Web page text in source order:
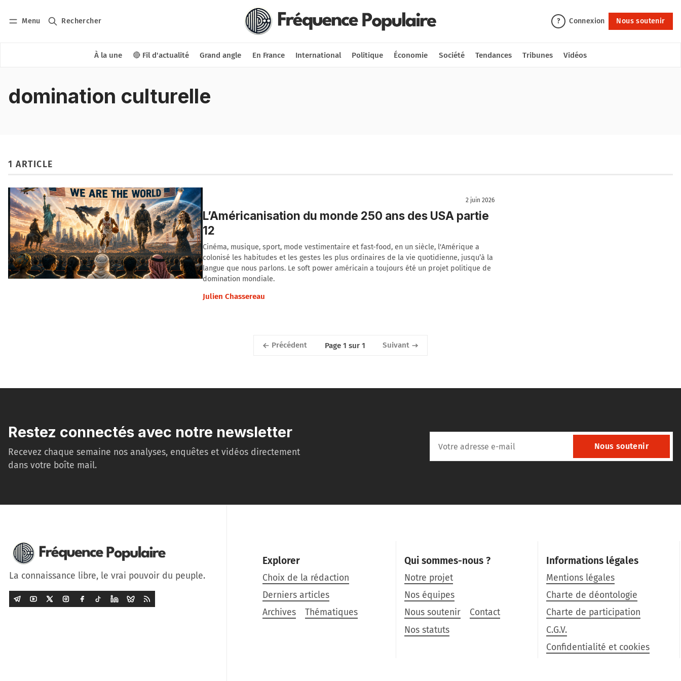
Menu Rechercher ? Connexion Nous soutenir
À la une 🔴 Fil d'actualité Grand angle En France International Politique Économie Société Tendances Tribunes Vidéos
Nous soutenir
domination culturelle
1 ARTICLE
2 juin 2026
L’Américanisation du monde 250 ans des USA partie
12
Cinéma, musique, sport, mode vestimentaire et fast-food, en un siècle, l'Amérique a
colonisé les habitudes et les gestes les plus ordinaires de la vie quotidienne, jusqu’à la
langue que nous parlons. Le soft power américain a toujours été un projet politique de
domination mondiale.
Julien Chassereau
Précédent Page 1 sur 1 Suivant
Restez connectés avec notre newsletter
Recevez chaque semaine nos analyses, enquêtes et vidéos directement
dans votre boîte mail.
Nous soutenir
La connaissance libre, le vrai pouvoir du peuple.
Explorer
Choix de la rédaction
Derniers articles
Archives
Thématiques
Qui sommes-nous ?
Notre projet
Nos équipes
Nous soutenir
Contact
Nos statuts
Informations légales
Mentions légales
Charte de déontologie
Charte de participation
C.G.V.
Confidentialité et cookies